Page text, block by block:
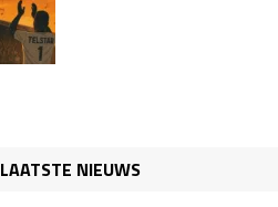
LAATSTE NIEUWS